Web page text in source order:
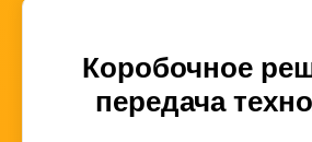
Коробочное
передача